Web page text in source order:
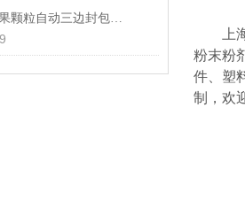
1-10克小型糖果颗粒自动三边封包装机品牌
上海
粉末粉
件、塑
制，欢